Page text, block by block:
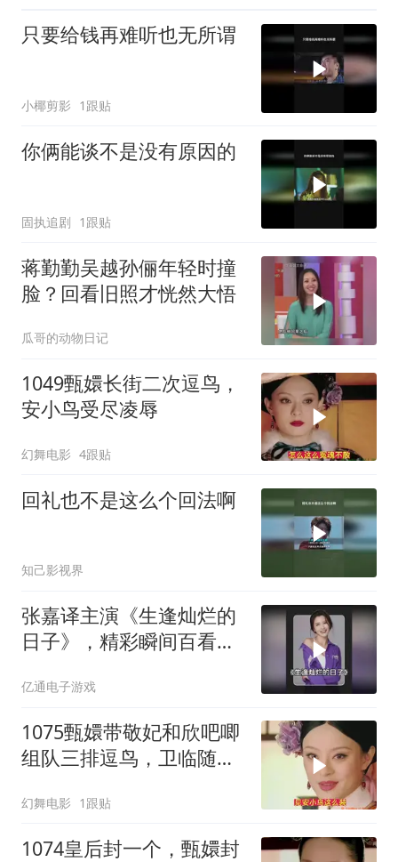
只要给钱再难听也无所谓
小椰剪影 1跟贴
你俩能谈不是没有原因的
固执追剧 1跟贴
蒋勤勤吴越孙俪年轻时撞
脸？回看旧照才恍然大悟
瓜哥的动物日记
1049甄嬛长街二次逗鸟，
安小鸟受尽凌辱
幻舞电影 4跟贴
回礼也不是这么个回法啊
知己影视界
张嘉译主演《生逢灿烂的
日子》，精彩瞬间百看不
亿通电子游戏
1075甄嬛带敬妃和欣吧唧
组队三排逗鸟，卫临随行
幻舞电影 1跟贴
1074皇后封一个，甄嬛封